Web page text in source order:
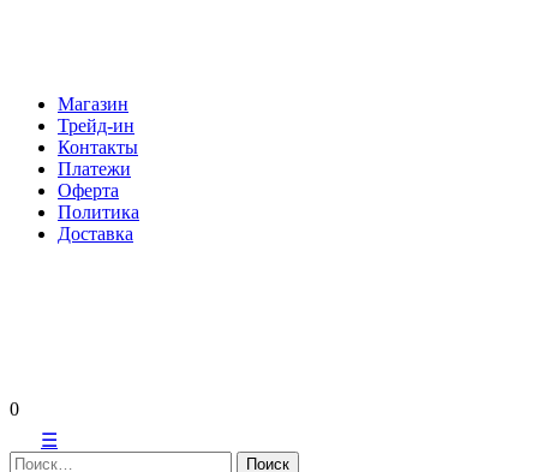
Магазин
Трейд-ин
Контакты
Платежи
Оферта
Политика
Доставка
0
☰
Найти: